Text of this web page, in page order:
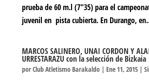
prueba de 60 m.l (7″35) para el
juvenil en pista cubierta. En Durango,
MARCOS SALINERO, UNAI CORDON Y
URRESTARAZU con la selección de Bizkaia
porClub Atletismo Barakaldo| Ene 11, 2015|